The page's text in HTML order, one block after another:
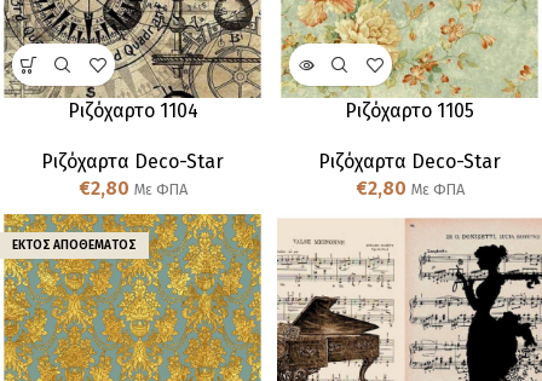
Ριζόχαρτο 1104
Ριζόχαρτα Deco-Star
€2,80 Με ΦΠΑ
Ριζόχαρτο 1105
Ριζόχαρτα Deco-Star
€2,80 Με ΦΠΑ
ΕΚΤΌΣ ΑΠΟΘΈΜΑΤΟΣ